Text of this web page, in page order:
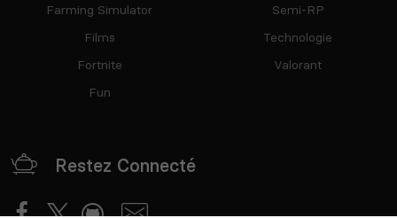
Farming Simulator
Films
Fortnite
Fun
Semi-RP
Technologie
Valorant
Restez Connecté